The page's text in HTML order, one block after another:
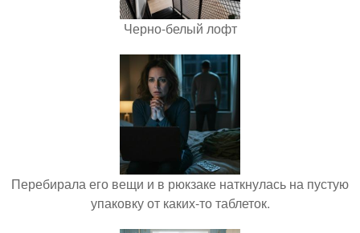
Черно-белый лофт
Перебирала его вещи и в рюкзаке наткнулась на пустую
упаковку от каких-то таблеток.